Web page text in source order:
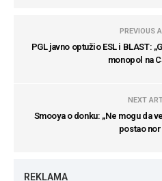
PREVIOUS
PGL javno optužio ESL i BLAST:
monopol na
NEXT
Smooya o donku: „Ne mogu da
postao
REKLAMA